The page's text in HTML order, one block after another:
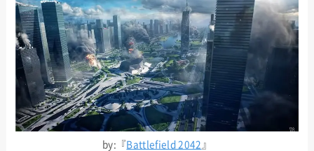
by:『 Battlefield 2042 』